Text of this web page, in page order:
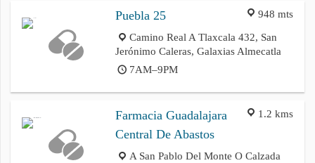
948 mts
Puebla 25
Camino Real A Tlaxcala 432, San
Jerónimo Caleras, Galaxias Almecatla
7AM–9PM
1.2 kms
Farmacia Guadalajara
Central De Abastos
A San Pablo Del Monte O Calzada